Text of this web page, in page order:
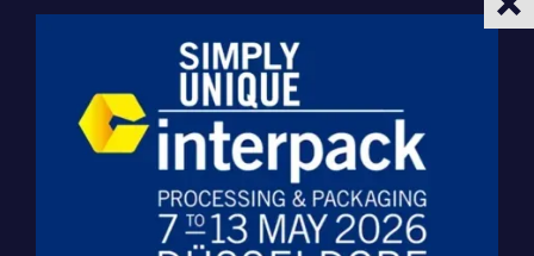
Ελάτε Σε Επαφή Με Την
HellasPack